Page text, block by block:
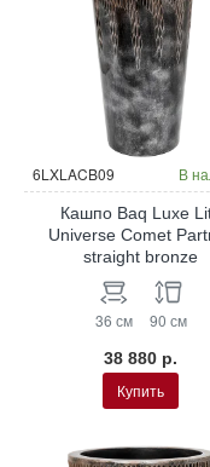
6LXLACB09 В
Кашпо Baq Luxe
Universe Comet
straight bronze
36 см 90 см
38 880 р.
Купить